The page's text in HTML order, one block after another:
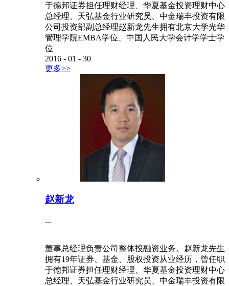
于德邦证券担任理财经理、华夏基金投资理财中心
总经理、天弘基金行业研究员、中金瑞丰投资有限
公司投资部副总经理赵新龙先生拥有北京大学光华
管理学院EMBA学位、中国人民大学会计学学士学
位
2016 - 01 - 30
更多>>
赵新龙
...
董事总经理负责公司整体投融资业务。赵新龙先生
拥有19年证券、基金、股权投资从业经历，曾任职
于德邦证券担任理财经理、华夏基金投资理财中心
总经理、天弘基金行业研究员、中金瑞丰投资有限